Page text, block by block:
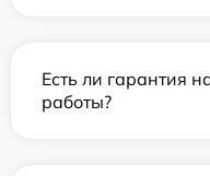
Есть ли гарантия
работы?